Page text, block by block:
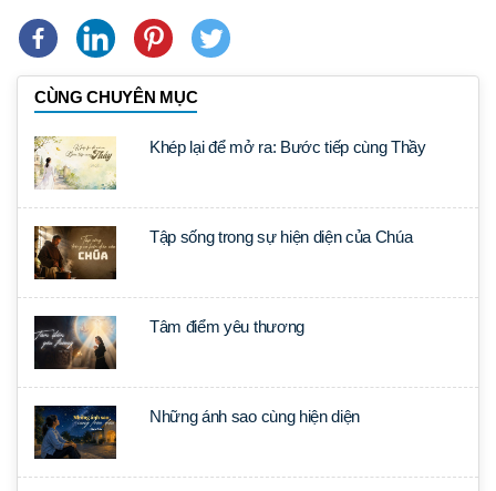
CÙNG CHUYÊN MỤC
Khép lại để mở ra: Bước tiếp cùng Thầy
Tập sống trong sự hiện diện của Chúa
Tâm điểm yêu thương
Những ánh sao cùng hiện diện